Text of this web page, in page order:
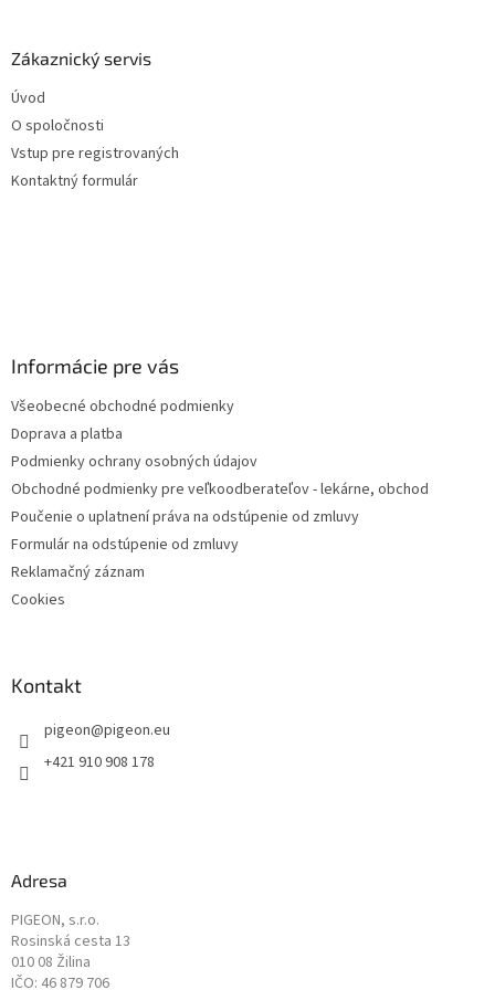
Zákaznický servis
Úvod
O spoločnosti
Vstup pre registrovaných
Kontaktný formulár
Informácie pre vás
Všeobecné obchodné podmienky
Doprava a platba
Podmienky ochrany osobných údajov
Obchodné podmienky pre veľkoodberateľov - lekárne, obchod
Poučenie o uplatnení práva na odstúpenie od zmluvy
Formulár na odstúpenie od zmluvy
Reklamačný záznam
Cookies
Kontakt
pigeon@pigeon.eu
+421 910 908 178
Adresa
PIGEON, s.r.o.
Rosinská cesta 13
010 08 Žilina
IČO: 46 879 706